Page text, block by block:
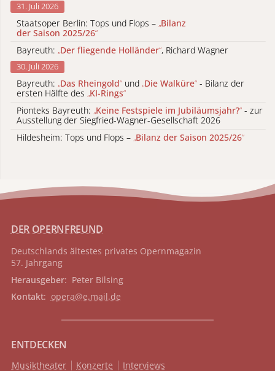
31. Juli 2026
Staatsoper Berlin: Tops und Flops – „Bilanz
der Saison 2025/26“
Bayreuth: „Der fliegende Holländer“, Richard Wagner
30. Juli 2026
Bayreuth: „Das Rheingold“ und „Die Walküre“ - Bilanz der
ersten Hälfte des „KI-Rings“
Pionteks Bayreuth: „Keine Festspiele im Jubiläumsjahr?“ - zur
Ausstellung der Siegfried-Wagner-Gesellschaft 2026
Hildesheim: Tops und Flops – „Bilanz der Saison 2025/26“
DER OPERNFREUND
Deutschlands ältestes privates Opernmagazin
57. Jahrgang
Herausgeber: Peter Bilsing
Kontakt: opera@e.mail.de
ENTDECKEN
Musiktheater Konzerte Interviews